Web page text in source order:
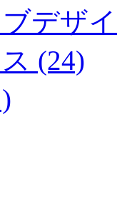
デザ
(24)